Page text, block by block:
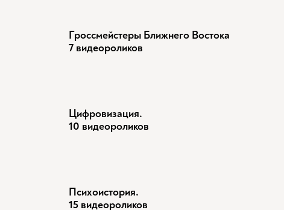
Гроссмейстеры Ближнего Востока
7 видеороликов
Цифровизация.
10 видеороликов
Психоистория.
15 видеороликов